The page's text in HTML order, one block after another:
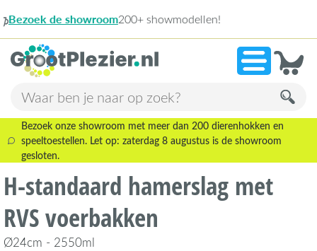
Bezoek onze showroom met meer dan 200 dierenhokken en
speeltoestellen. Let op: zaterdag 8 augustus is de showroom
gesloten.
H-standaard hamerslag met
RVS voerbakken
Ø24cm - 2550ml